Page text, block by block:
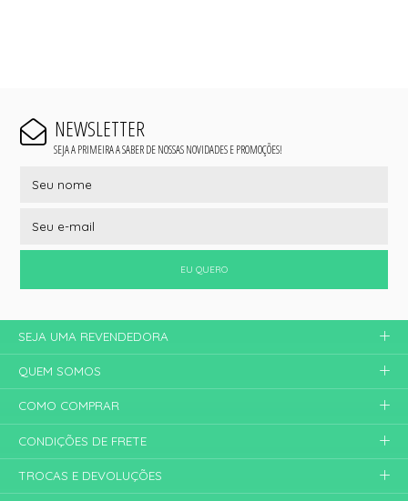
NEWSLETTER
SEJA A PRIMEIRA A SABER DE NOSSAS NOVIDADES E PROMOÇÕES!
EU QUERO
SEJA UMA REVENDEDORA
QUEM SOMOS
COMO COMPRAR
CONDIÇÕES DE FRETE
TROCAS E DEVOLUÇÕES